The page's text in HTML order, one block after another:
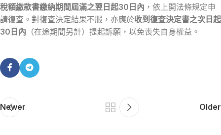
稅額繳款書繳納期間屆滿之翌日起30日內 ，依上開法條規定申
請復查。對復查決定結果不服，亦應於收到復查決定書之次日起
30日內 （在途期間另計）提起訴願，以免喪失自身權益。
Newer Older